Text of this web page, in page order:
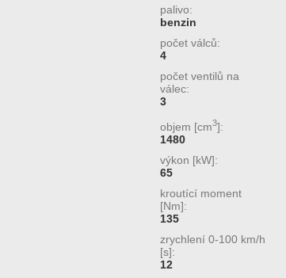
palivo:
benzin
počet válců:
4
počet ventilů na
válec:
3
objem [cm3]:
1480
výkon [kW]:
65
kroutící moment
[Nm]:
135
zrychlení 0-100 km/h
[s]:
12